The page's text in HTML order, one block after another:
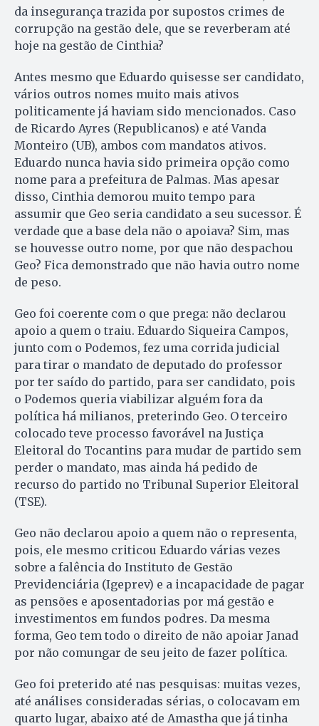
da insegurança trazida por supostos crimes de
corrupção na gestão dele, que se reverberam até
hoje na gestão de Cinthia?
Antes mesmo que Eduardo quisesse ser candidato,
vários outros nomes muito mais ativos
politicamente já haviam sido mencionados. Caso
de Ricardo Ayres (Republicanos) e até Vanda
Monteiro (UB), ambos com mandatos ativos.
Eduardo nunca havia sido primeira opção como
nome para a prefeitura de Palmas. Mas apesar
disso, Cinthia demorou muito tempo para
assumir que Geo seria candidato a seu sucessor. É
verdade que a base dela não o apoiava? Sim, mas
se houvesse outro nome, por que não despachou
Geo? Fica demonstrado que não havia outro nome
de peso.
Geo foi coerente com o que prega: não declarou
apoio a quem o traiu. Eduardo Siqueira Campos,
junto com o Podemos, fez uma corrida judicial
para tirar o mandato de deputado do professor
por ter saído do partido, para ser candidato, pois
o Podemos queria viabilizar alguém fora da
política há milianos, preterindo Geo. O terceiro
colocado teve processo favorável na Justiça
Eleitoral do Tocantins para mudar de partido sem
perder o mandato, mas ainda há pedido de
recurso do partido no Tribunal Superior Eleitoral
(TSE).
Geo não declarou apoio a quem não o representa,
pois, ele mesmo criticou Eduardo várias vezes
sobre a falência do Instituto de Gestão
Previdenciária (Igeprev) e a incapacidade de pagar
as pensões e aposentadorias por má gestão e
investimentos em fundos podres. Da mesma
forma, Geo tem todo o direito de não apoiar Janad
por não comungar de seu jeito de fazer política.
Geo foi preterido até nas pesquisas: muitas vezes,
até análises consideradas sérias, o colocavam em
quarto lugar, abaixo até de Amastha que já tinha